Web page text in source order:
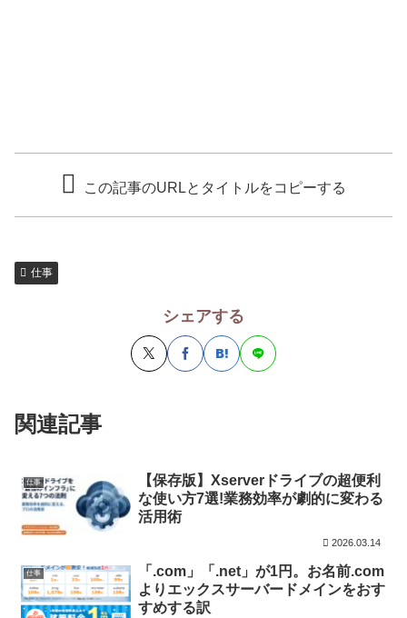
この記事のURLとタイトルをコピーする
仕事
シェアする
関連記事
仕事
【保存版】Xserverドライブの超便利
な使い方7選!業務効率が劇的に変わる
活用術
2026.03.14
仕事
「.com」「.net」が1円。お名前.com
よりエックスサーバードメインをおす
すめする訳